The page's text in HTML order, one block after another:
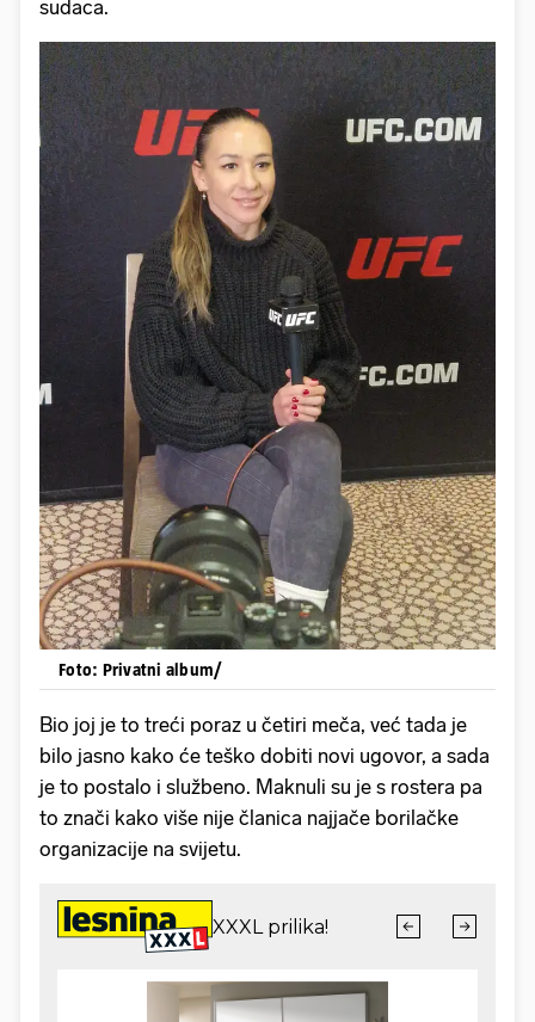
sudaca.
Foto: Privatni album/
Bio joj je to treći poraz u četiri meča, već tada je
bilo jasno kako će teško dobiti novi ugovor, a sada
je to postalo i službeno. Maknuli su je s rostera pa
to znači kako više nije članica najjače borilačke
organizacije na svijetu.